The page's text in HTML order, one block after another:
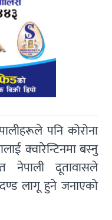
पनि कोरोना
क्वारेन्टिनमा बस्नु
नेपाली दूतावासले
लागू हुने जनाएको